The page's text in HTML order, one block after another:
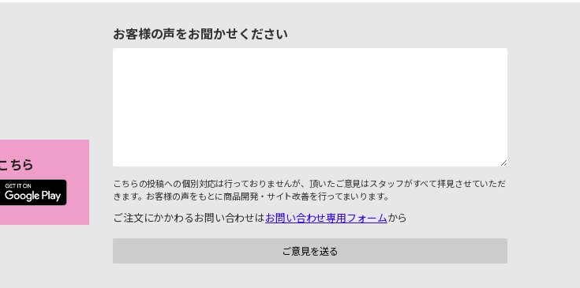
ちら
お客様の声をお聞かせください
こちらの投稿への個別対応は行っておりませんが、頂いたご意見はスタッフがすべて拝見させていただ
きます。お客様の声をもとに商品開発・サイト改善を行ってまいります。
ご注文にかかわるお問い合わせはお問い合わせ専用フォームから